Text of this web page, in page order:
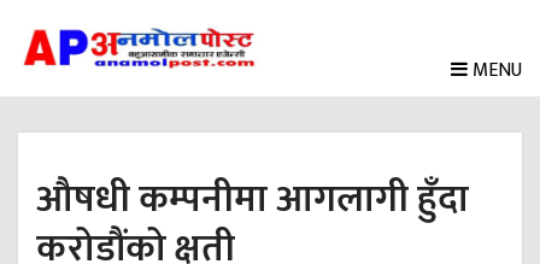
MENU
औषधी कम्पनीमा आगलागी हुँदा
करोडौंको क्षती